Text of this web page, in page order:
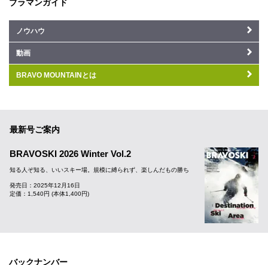
ブラマンガイド
ノウハウ
動画
BRAVO MOUNTAINとは
最新号ご案内
BRAVOSKI 2026 Winter Vol.2
知る人ぞ知る、いいスキー場。規模に縛られず、楽しんだもの勝ち
発売日：2025年12月16日
定価：1,540円 (本体1,400円)
バックナンバー